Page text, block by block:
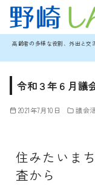
ン
高齢者の多様な役割、外出と交
令和３年６月
2021年7月10日 議会
住みたいま
査から